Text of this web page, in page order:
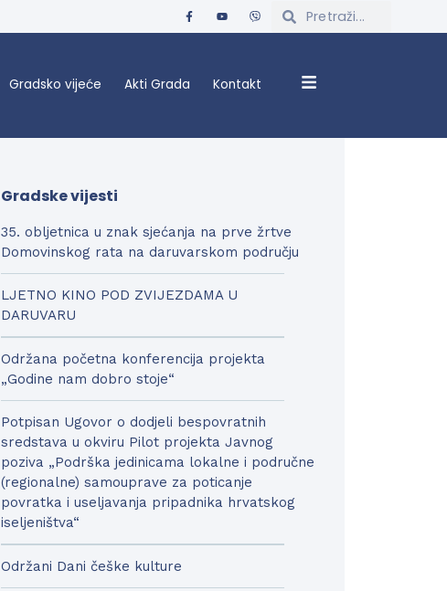
Gradsko vijeće Akti Grada Kontakt
Gradske vijesti
35. obljetnica u znak sjećanja na prve žrtve
Domovinskog rata na daruvarskom području
LJETNO KINO POD ZVIJEZDAMA U
DARUVARU
Održana početna konferencija projekta
„Godine nam dobro stoje“
Potpisan Ugovor o dodjeli bespovratnih
sredstava u okviru Pilot projekta Javnog
poziva „Podrška jedinicama lokalne i područne
(regionalne) samouprave za poticanje
povratka i useljavanja pripadnika hrvatskog
iseljeništva“
Održani Dani češke kulture